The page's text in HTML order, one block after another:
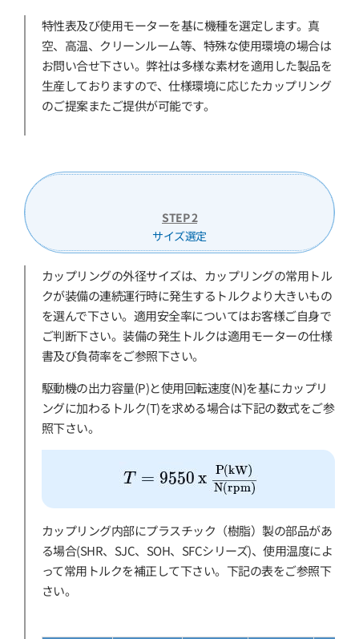
特性表及び使用モーターを基に機種を選定します。真
空、高温、クリーンルーム等、特殊な使用環境の場合は
お問い合せ下さい。弊社は多様な素材を適用した製品を
生産しておりますので、仕様環境に応じたカップリング
のご提案またご提供が可能です。
STEP 2
サイズ選定
カップリングの外径サイズは、カップリングの常用トル
クが装備の連続運行時に発生するトルクより大きいもの
を選んで下さい。適用安全率についてはお客様ご自身で
ご判断下さい。装備の発生トルクは適用モーターの仕様
書及び負荷率をご参照下さい。
駆動機の出力容量(P)と使用回転速度(N)を基にカップリ
ングに加わるトルク(T)を求める場合は下記の数式をご参
照下さい。
カップリング内部にプラスチック（樹脂）製の部品があ
る場合(SHR、SJC、SOH、SFCシリーズ)、使用温度によ
って常用トルクを補正して下さい。下記の表をご参照下
さい。